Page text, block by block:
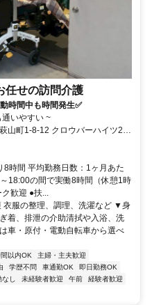
任せの訪問介護
時間中も時間発生✅
いやすい ~
山町1-8-12 クロウバーハイツ2F/
時間 平均勤務日数：1ヶ月あた
18:00の間で実働8時間（休憩1時
歓迎 ●扶...
服の整理、調理、洗濯など ▼身
着、排泄の介助清拭や入浴、洗
車・原付・電動自転車から選べ
以内OK
主婦・主夫歓迎
学歴不問 車通勤OK
即日勤務OK
し 未経験者歓迎 午前
経験者歓迎